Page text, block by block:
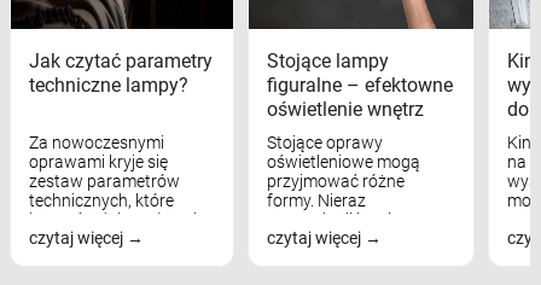
Jak czytać parametry
techniczne lampy?
Za nowoczesnymi
oprawami kryje się
zestaw parametrów
technicznych, które
bezpośrednio wpływają
na komfort widzenia,
czytaj więcej
Stojące lampy
figuralne – efektowne
oświetlenie wnętrz
Stojące oprawy
oświetleniowe mogą
przyjmować różne
formy. Nieraz
wspominaliśmy już
modele na łukowych
czytaj więcej
na